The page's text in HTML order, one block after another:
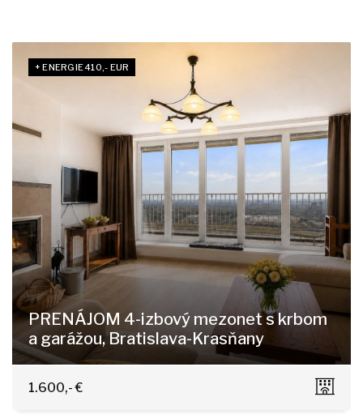
+ ENERGIE 410,- EUR
PRENÁJOM 4-izbový mezonet s krbom
a garážou, Bratislava-Krasňany
Horská 11/A, Bratislava - Nové Mesto
1.600,- €